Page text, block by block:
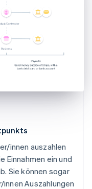
innen auszahlen
Einnahmen ein und
Sie können sogar
Auszahlungen